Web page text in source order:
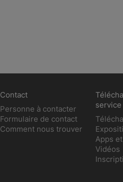
Contact
Personne à contacter
Formulaire de contact
Comment nous trouver
service
Apps
Vidéos